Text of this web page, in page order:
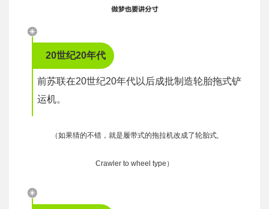
20世纪20年代
前苏联在20世纪20年代以后成批制造轮胎拖式铲
运机。
（如果猜的不错，就是履带式的拖拉机改成了轮胎式,
Crawler to wheel type）